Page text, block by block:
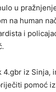
u
na human
i
iz Sinja,
pomoć